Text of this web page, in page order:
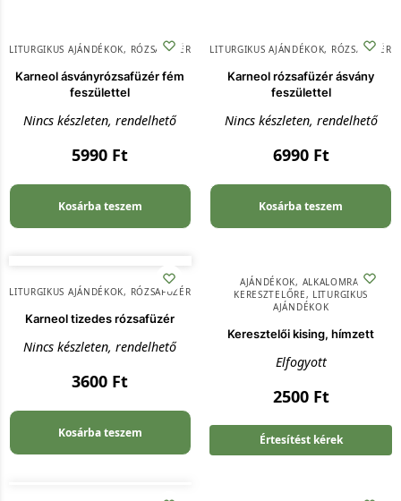
LITURGIKUS AJÁNDÉKOK, RÓZSAFÜZÉR
Karneol ásványrózsafüzér fém
feszülettel
Nincs készleten, rendelhető
5990 Ft
Kosárba teszem
LITURGIKUS AJÁNDÉKOK, RÓZSAFÜZÉR
Karneol rózsafüzér ásvány
feszülettel
Nincs készleten, rendelhető
6990 Ft
Kosárba teszem
LITURGIKUS AJÁNDÉKOK, RÓZSAFÜZÉR
Karneol tizedes rózsafüzér
Nincs készleten, rendelhető
3600 Ft
Kosárba teszem
AJÁNDÉKOK, ALKALOMRA
KERESZTELŐRE, LITURGIKUS
AJÁNDÉKOK
Keresztelői kising, hímzett
Elfogyott
2500 Ft
Értesítést kérek